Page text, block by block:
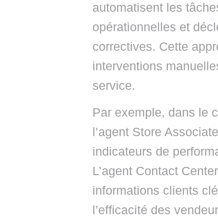
automatisent les
opérationnelles et
correctives. Cette
interventions
service.
Par exemple, dans le
l’agent Store
indicateurs de
L’agent Contact
informations clients
l’efficacité des